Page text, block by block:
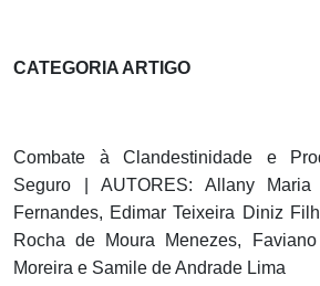
CATEGORIA ARTIGO
Combate à Clandestinidade e
Seguro | AUTORES: Allany
Fernandes, Edimar Teixeira Diniz
Rocha de Moura Menezes,
Moreira e Samile de Andrade Lima